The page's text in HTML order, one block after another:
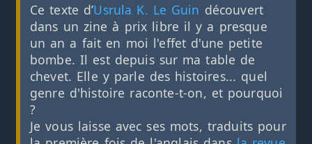
Ce texte d’Usrula K. Le Guin découvert
dans un zine à prix libre il y a presque
un an a fait en moi l'effet d'une petite
bombe. Il est depuis sur ma table de
chevet. Elle y parle des histoires... quel
genre d'histoire raconte-t-on, et pourquoi
?
Je vous laisse avec ses mots, traduits pour